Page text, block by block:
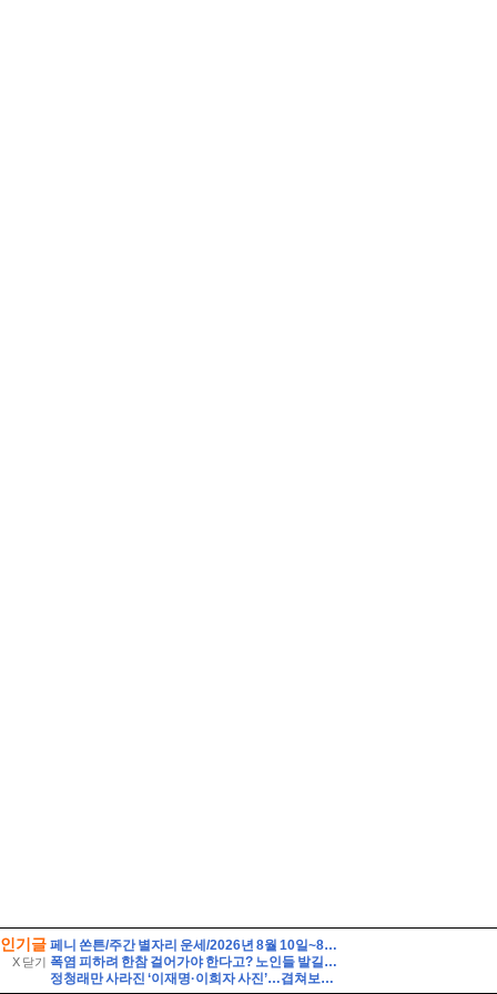
인기글
X 닫기
페니 쏜튼/주간 별자리 운세/2026년 8월 10일~8월 16일/쌍둥이·게·사자·처녀자리
폭염 피하려 한참 걸어가야 한다고? 노인들 발길 막는 ‘무더위쉼터’ 실태
정청래만 사라진 ‘이재명·이희자 사진’…겹쳐보니 같은 원본